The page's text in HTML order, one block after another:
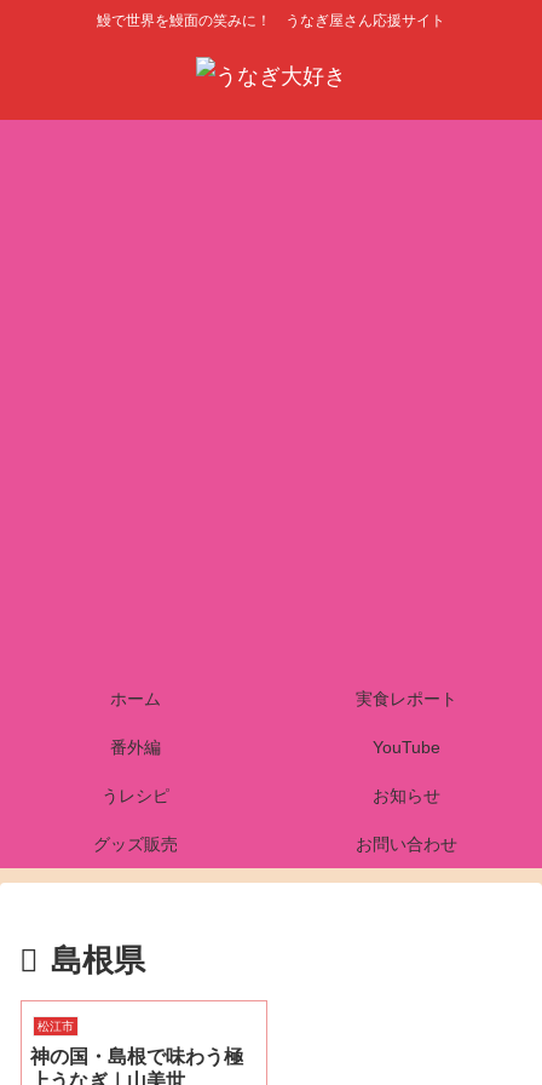
鰻で世界を鰻面の笑みに！ うなぎ屋さん応援サイト
ホーム 実食レポート
番外編 YouTube
うレシピ お知らせ
グッズ販売 お問い合わせ
島根県
松江市
神の国・島根で味わう極
上うなぎ｜山美世